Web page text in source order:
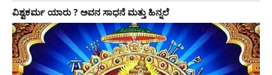
ವಿಶ್ವಕರ್ಮ ಯಾರು ? ಅವನ ಸಾಧನೆ ಮತ್ತು ಹಿನ್ನಲೆ